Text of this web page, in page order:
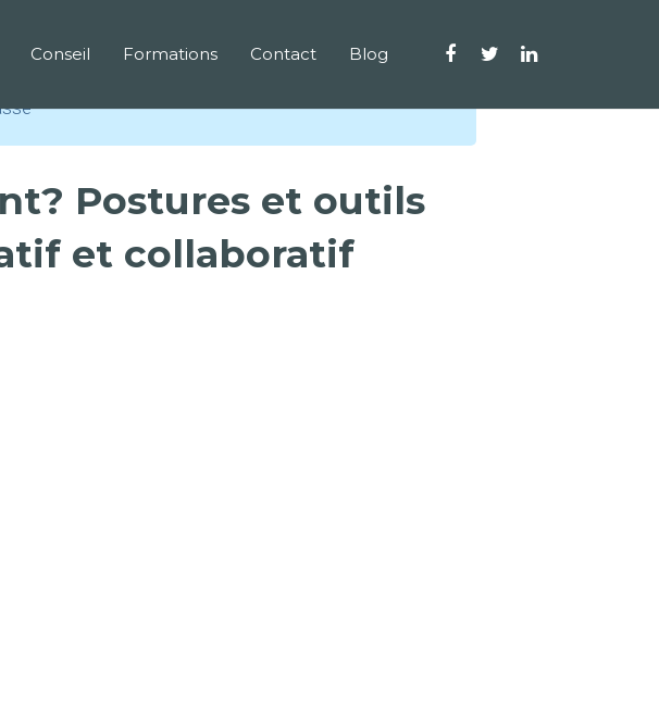
Conseil Formations Contact Blog
Postures et outils
et collaboratif